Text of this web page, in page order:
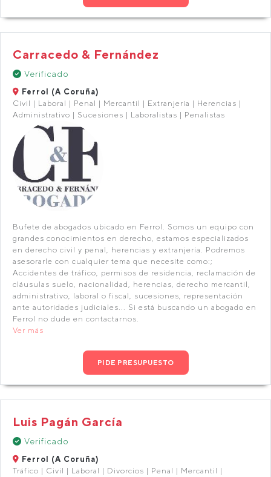
Carracedo & Fernández
Verificado
Ferrol (A Coruña)
Civil | Laboral | Penal | Mercantil | Extranjería | Herencias |
Administrativo | Sucesiones | Laboralistas | Penalistas
Bufete de abogados ubicado en Ferrol. Somos un equipo con
grandes conocimientos en derecho, estamos especializados
en derecho civil y penal, herencias y extranjería. Podremos
asesorarle con cualquier tema que necesite como:;
Accidentes de tráfico, permisos de residencia, reclamación de
cláusulas suelo, nacionalidad, herencias, derecho mercantil,
administrativo, laboral o fiscal, sucesiones, representación
ante autoridades judiciales... Si está buscando un abogado en
Ferrol no dude en contactarnos.
Ver más
PIDE PRESUPUESTO
Luis Pagán García
Verificado
Ferrol (A Coruña)
Tráfico | Civil | Laboral | Divorcios | Penal | Mercantil |